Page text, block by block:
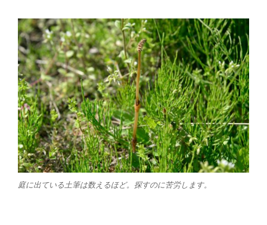
庭に出ている土筆は数えるほど。探すのに苦労します。